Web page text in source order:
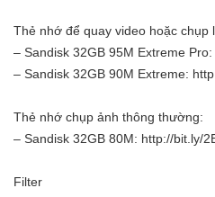
Thẻ nhớ để quay video hoặc chụp
– Sandisk 32GB 95M Extreme
– Sandisk 32GB 90M Extreme:
Thẻ nhớ chụp ảnh thông thường:
– Sandisk 32GB 80M: http://bit.ly/
Filter